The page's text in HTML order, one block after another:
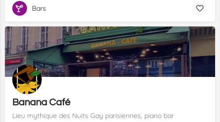
Bars
Banana Café
Lieu mythique des Nuits Gay parisiennes, piano bar